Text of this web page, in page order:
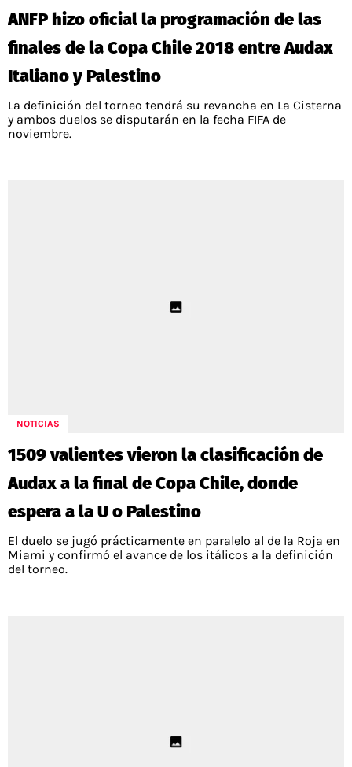
ANFP hizo oficial la programación de las
finales de la Copa Chile 2018 entre Audax
Italiano y Palestino
La definición del torneo tendrá su revancha en La Cisterna
y ambos duelos se disputarán en la fecha FIFA de
noviembre.
NOTICIAS
1509 valientes vieron la clasificación de
Audax a la final de Copa Chile, donde
espera a la U o Palestino
El duelo se jugó prácticamente en paralelo al de la Roja en
Miami y confirmó el avance de los itálicos a la definición
del torneo.